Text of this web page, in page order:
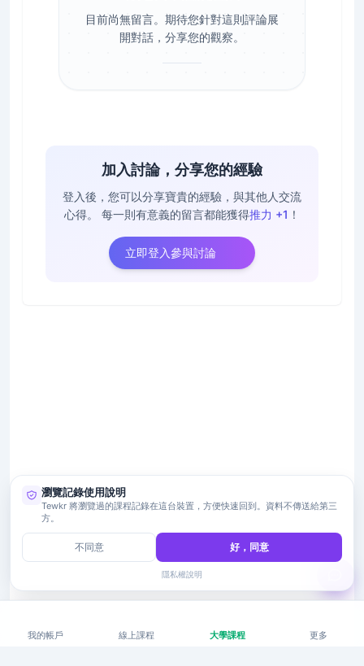
目前尚無留言。期待您針對這則評論展
開對話，分享您的觀察。
加入討論，分享您的經驗
登入後，您可以分享寶貴的經驗，與其他人交流
心得。
每一則有意義的留言都能獲得推力 +1 ！
立即登入參與討論
我的帳戶 線上課程 大學課程 更多
瀏覽記錄使用說明
Tewkr 將瀏覽過的課程記錄在這台裝置，方便快速回到。資料不傳送給第三
方。
不同意 好，同意
隱私權說明